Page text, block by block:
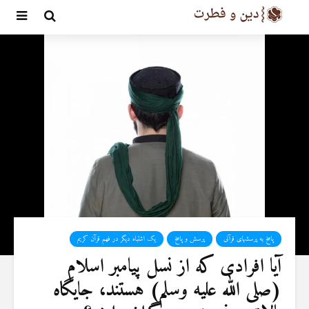
پاسخ به پرسشهای قرآنی پرسش و پاسخ یک اشتباه دیگر در فهم قرآن کریم
آیا افرادی که از نسل پیامبر اسلام
(صلى الله عليه وسلم) هستند، جایگاه